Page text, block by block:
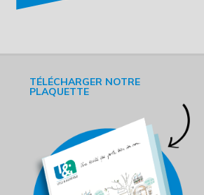
TÉLÉCHARGER NOTRE
PLAQUETTE